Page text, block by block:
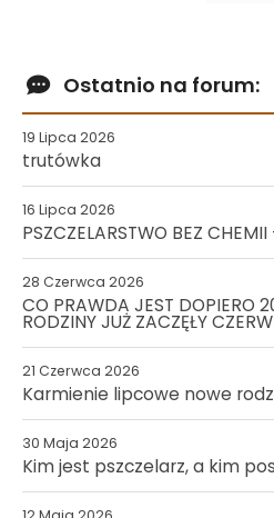
Ostatnio na forum:
19 Lipca 2026
trutówka
16 Lipca 2026
PSZCZELARSTWO BEZ
28 Czerwca 2026
CO PRAWDA JEST DOPIERO
RODZINY JUŻ ZACZĘŁY
21 Czerwca 2026
Karmienie lipcowe nowe
30 Maja 2026
Kim jest pszczelarz, a kim